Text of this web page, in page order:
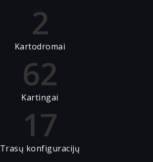
2
Kartodromai
62
Kartingai
17
Trasų konfiguracijų